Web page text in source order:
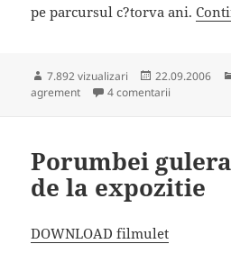
pe parcursul c?torva ani.
7.892 vizualizari
Publicat
pe
22.09.2006
agrement
4 comentarii
Porumbei
de la expozitie
DOWNLOAD filmulet